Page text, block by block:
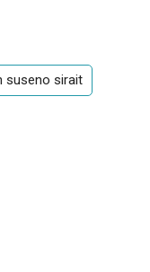
suseno sirait